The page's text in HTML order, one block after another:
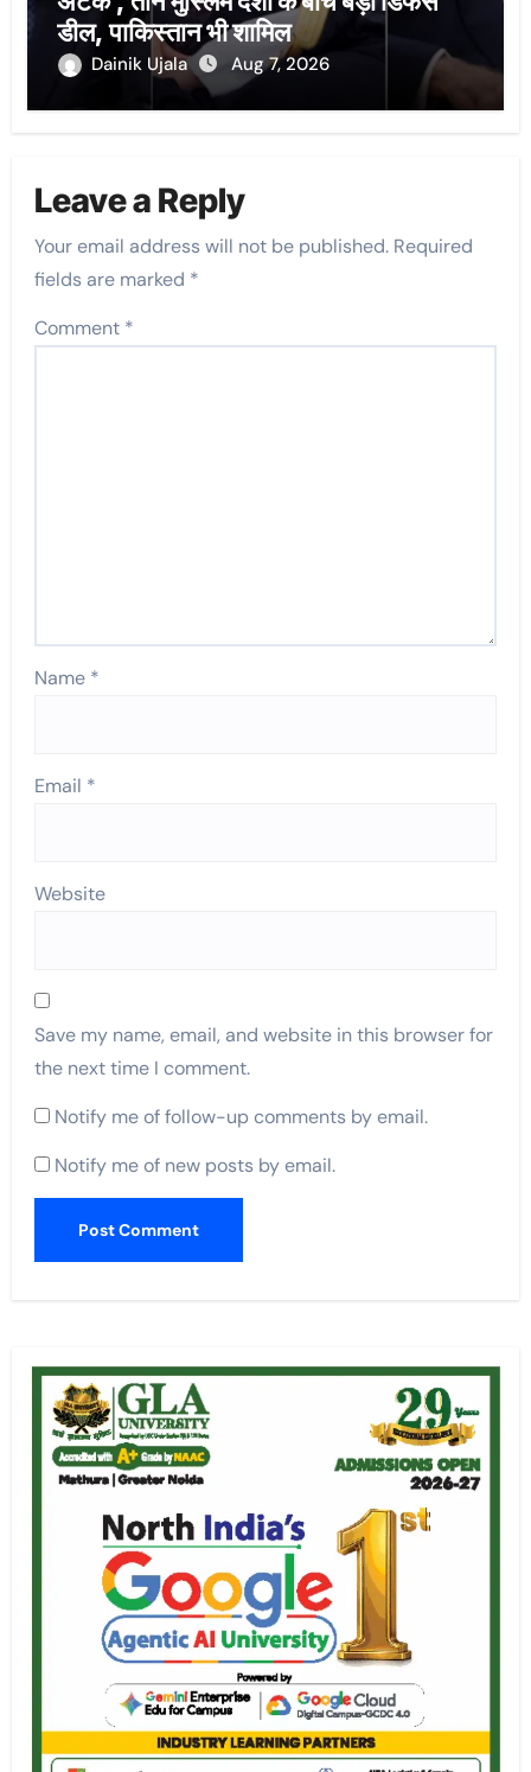
डील, पाकिस्तान भी शामिल
Dainik Ujala Aug 7, 2026
Leave a Reply
Your email address will not be published. Required
fields are marked *
Comment *
Name *
Email *
Website
Save my name, email, and website in this browser for
the next time I comment.
Notify me of follow-up comments by email.
Notify me of new posts by email.